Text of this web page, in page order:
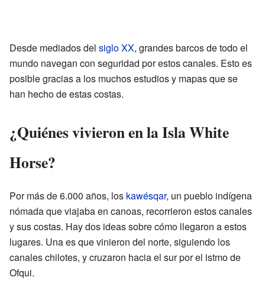
Desde mediados del siglo XX, grandes barcos de todo el
mundo navegan con seguridad por estos canales. Esto es
posible gracias a los muchos estudios y mapas que se
han hecho de estas costas.
¿Quiénes vivieron en la Isla White
Horse?
Por más de 6.000 años, los kawésqar, un pueblo indígena
nómada que viajaba en canoas, recorrieron estos canales
y sus costas. Hay dos ideas sobre cómo llegaron a estos
lugares. Una es que vinieron del norte, siguiendo los
canales chilotes, y cruzaron hacia el sur por el istmo de
Ofqui.